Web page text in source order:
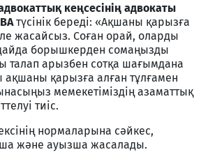
кеңсесінің адвокаты
түсінік береді: «Ақшаны қарызға
жасайсыз. Соған орай, оларды
борышкерден сомаңызды
талап арызбен сотқа шағымдана
қарызға алған тұлғамен
мемекетіміздің азаматтық
тиіс.
нормаларына сәйкес,
және ауызша жасалады.